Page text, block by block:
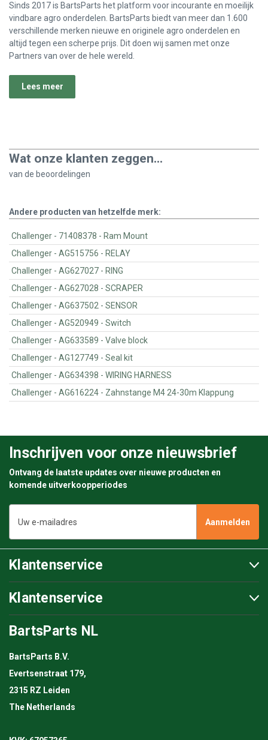
Sinds 2017 is BartsParts het platform voor incourante en moeilijk
vindbare agro onderdelen. BartsParts biedt van meer dan 1.600
verschillende merken nieuwe en originele agro onderdelen en
altijd tegen een scherpe prijs. Dit doen wij samen met onze
Partners van over de hele wereld.
Lees meer
Wat onze klanten zeggen...
van de beoordelingen
Andere producten van hetzelfde merk:
Challenger - 71408378 - Ram Mount
Challenger - AG515756 - RELAY
Challenger - AG627027 - RING
Challenger - AG627028 - SCRAPER
Challenger - AG637502 - SENSOR
Challenger - AG520949 - Switch
Challenger - AG633589 - Valve block
Challenger - AG127749 - Seal kit
Challenger - AG634398 - WIRING HARNESS
Challenger - AG616224 - Zahnstange M4 24-30m Klappung
Inschrijven voor onze nieuwsbrief
Ontvang de laatste updates over nieuwe producten en
komende uitverkoopperiodes
mailadres
Klantenservice
Klantenservice
BartsParts NL
BartsParts B.V.
Evertsenstraat 179,
2315 RZ Leiden
The Netherlands